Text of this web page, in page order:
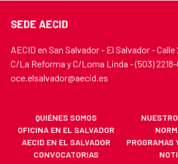
SEDE AECID
AECID en San Salvador - El Salvador -
C/La Reforma y C/Loma Linda - (503) 2218-
oce.elsalvador@aecid.es
QUIÉNES SOMOS
OFICINA EN EL SALVADOR
AECID EN EL SALVADOR
PROGRAMAS
CONVOCATORIAS